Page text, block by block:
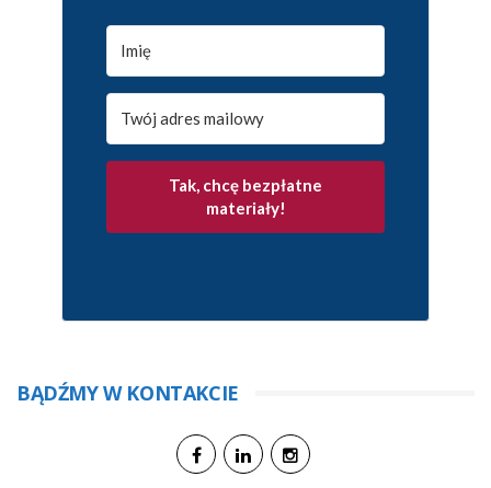
Tak, chcę bezpłatne
materiały!
BĄDŹMY W KONTAKCIE